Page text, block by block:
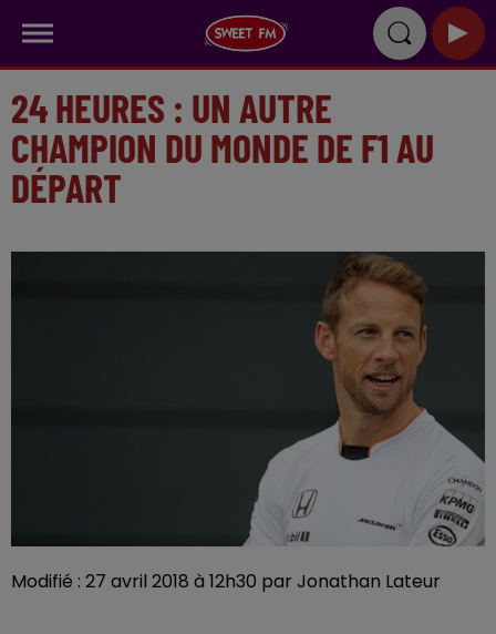
24 HEURES : UN AUTRE
CHAMPION DU MONDE DE F1 AU
DÉPART
Modifié : 27 avril 2018 à 12h30 par Jonathan Lateur